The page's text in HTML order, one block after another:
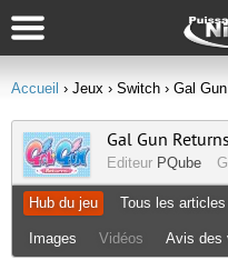
Accueil › Jeux › Switch › Gal
Gal Gun Returns
Editeur PQube
Hub du jeu Tous les articles
Images Vidéos Avis des